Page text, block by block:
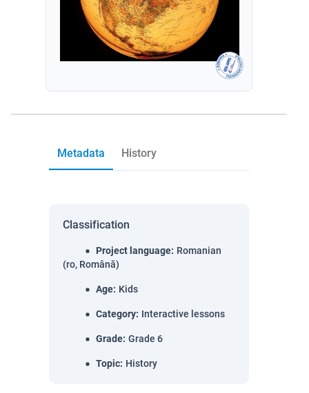
Metadata History
Classification
Project language: Romanian
(ro, Română)
Age: Kids
Category: Interactive lessons
Grade: Grade 6
Topic: History